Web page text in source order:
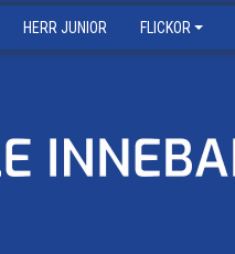
HERR JUNIOR FLICKOR